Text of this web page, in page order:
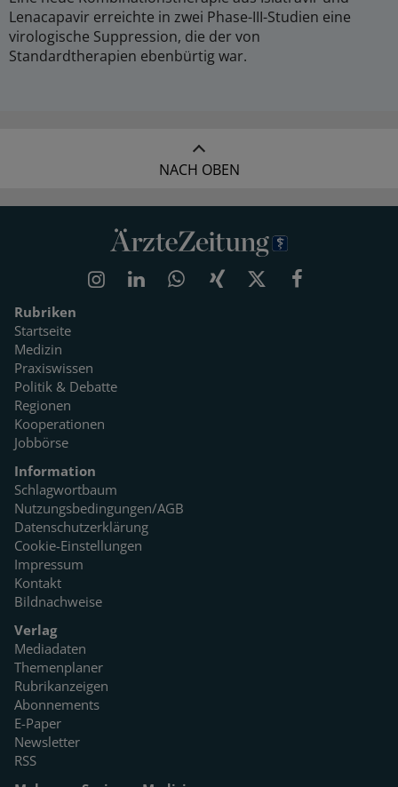
Lenacapavir erreichte in zwei Phase-III-Studien eine
virologische Suppression, die der von
Standardtherapien ebenbürtig war.
NACH OBEN
Rubriken
Startseite
Medizin
Praxiswissen
Politik & Debatte
Regionen
Kooperationen
Jobbörse
Information
Schlagwortbaum
Nutzungsbedingungen/AGB
Datenschutzerklärung
Cookie-Einstellungen
Impressum
Kontakt
Bildnachweise
Verlag
Mediadaten
Themenplaner
Rubrikanzeigen
Abonnements
E-Paper
Newsletter
RSS